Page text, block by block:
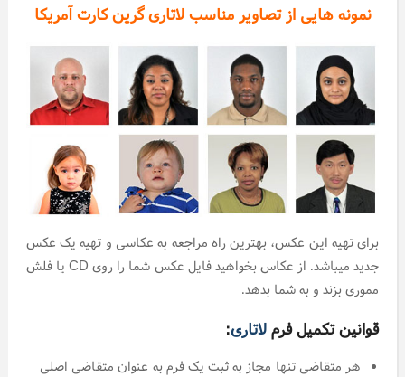
نمونه هایی از تصاویر مناسب لاتاری گرین کارت آمریکا
برای تهیه این عکس، بهترین راه مراجعه به عکاسی و تهیه یک عکس
جدید میباشد. از عکاس بخواهید فایل عکس شما را روی CD یا فلش
مموری بزند و به شما بدهد.
قوانین تکمیل فرملاتاری:
هر متقاضی تنها مجاز به ثبت یک فرم به عنوان متقاضی اصلی